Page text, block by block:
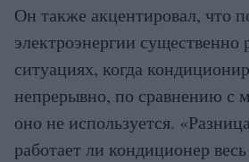
Он также акцентировал, что
электроэнергии существенно
ситуациях, когда
непрерывно, по сравнению с
оно не используется.
работает ли кондиционер